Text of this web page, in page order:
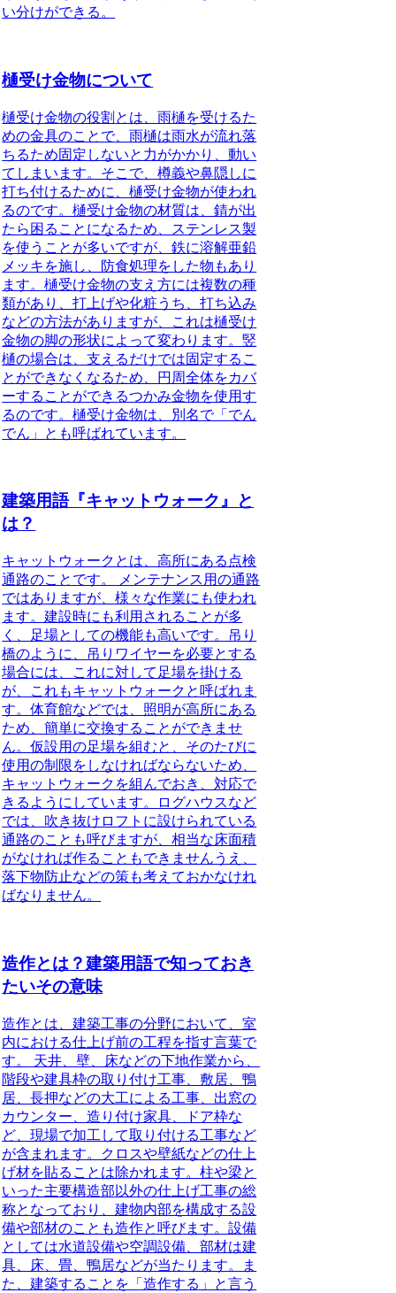
い分けができる。
樋受け金物について
樋受け金物の役割 とは、雨樋を受けるた
めの金具のことで、雨樋は雨水が流れ落
ちるため固定しないと力がかかり、動い
てしまいます。そこで、樽義や鼻隠しに
打ち付けるために、樋受け金物が使われ
るのです。樋受け金物の材質は、錆が出
たら困ることになるため、ステンレス製
を使うことが多いですが、鉄に溶解亜鉛
メッキを施し、防食処理をした物もあり
ます。樋受け金物の支え方には複数の種
類があり、打上げや化粧うち、打ち込み
などの方法がありますが、これは樋受け
金物の脚の形状によって変わります。竪
樋の場合は、支えるだけでは固定するこ
とができなくなるため、円周全体をカバ
ーすることができるつかみ金物を使用す
るのです。樋受け金物は、別名で「でん
でん」とも呼ばれています。
建築用語『キャットウォーク』と
は？
キャットウォークとは、高所にある点検
通路のことです。
メンテナンス用の通路
ではありますが、様々な作業にも使われ
ます。建設時にも利用されることが多
く、足場としての機能も高いです。吊り
橋のように、吊りワイヤーを必要とする
場合には、これに対して足場を掛ける
が、これもキャットウォークと呼ばれま
す。体育館などでは、照明が高所にある
ため、簡単に交換することができませ
ん。仮設用の足場を組むと、そのたびに
使用の制限をしなければならないため、
キャットウォークを組んでおき、対応で
きるようにしています。ログハウスなど
では、吹き抜けロフトに設けられている
通路のことも呼びますが、相当な床面積
がなければ作ることもできませんうえ、
落下物防止などの策も考えておかなけれ
ばなりません。
造作とは？建築用語で知っておき
たいその意味
造作とは、建築工事の分野において、室
内における仕上げ前の工程を指す言葉で
す。
天井、壁、床などの下地作業から、
階段や建具枠の取り付け工事、敷居、鴨
居、長押などの大工による工事、出窓の
カウンター、造り付け家具、ドア枠な
ど、現場で加工して取り付ける工事など
が含まれます。クロスや壁紙などの仕上
げ材を貼ることは除かれます。柱や梁と
いった主要構造部以外の仕上げ工事の総
称となっており、建物内部を構成する設
備や部材のことも造作と呼びます。設備
としては水道設備や空調設備、部材は建
具、床、畳、鴨居などが当たります。ま
た、建築することを「造作する」と言う